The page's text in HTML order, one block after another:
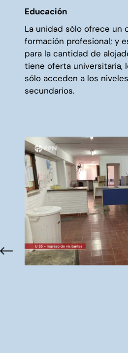
Educación
La unidad sólo ofrece un
formación profesional; y
para la cantidad de
tiene oferta universitaria,
sólo acceden a los
secundarios.